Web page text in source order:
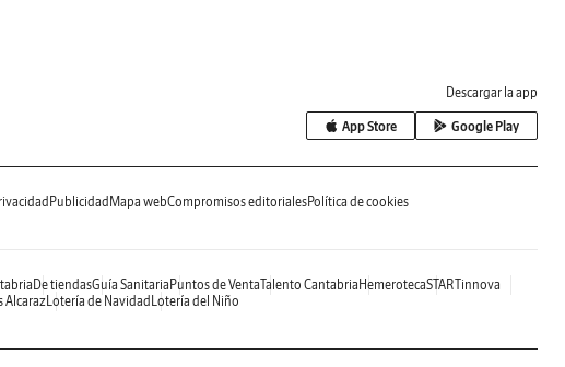
Descargar la app
App Store Google Play
Publicidad Mapa webCompromisos editorialesPolítica de cookies
De tiendasGuía Sanitaria Puntos de VentaTalento Cantabria HemerotecaSTARTinnova
AlcarazLotería de Navidad Lotería del Niño